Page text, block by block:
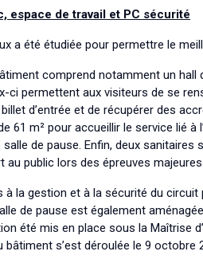
espace de travail et PC sécurité
a été étudiée pour permettre le
comprend notamment un hall
ci permettent aux visiteurs de se
d’entrée et de récupérer des
61 m² pour accueillir le service lié à
de pause. Enfin, deux
au public lors des épreuves majeures.
à la gestion et à la sécurité du
de pause est également
été mis en place sous la Maîtrise
s’est déroulée le 9 octobre